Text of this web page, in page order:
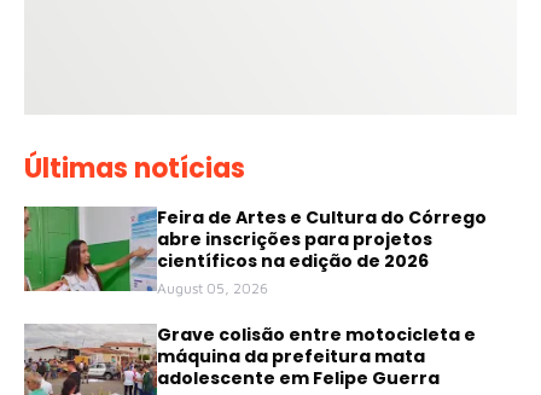
Últimas notícias
Feira de Artes e Cultura do Córrego
abre inscrições para projetos
científicos na edição de 2026
August 05, 2026
Grave colisão entre motocicleta e
máquina da prefeitura mata
adolescente em Felipe Guerra